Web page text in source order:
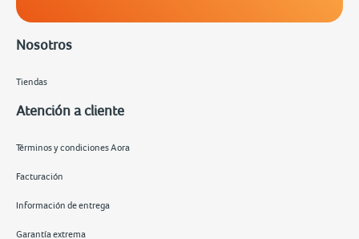
Nosotros
Tiendas
Atención a cliente
Términos y condiciones Aora
Facturación
Información de entrega
Garantía extrema